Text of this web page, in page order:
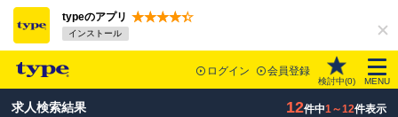
typeのアプリ
インストール
ログイン 会員登録
検討中(0) MENU
求人検索結果 12件中1～12件表示